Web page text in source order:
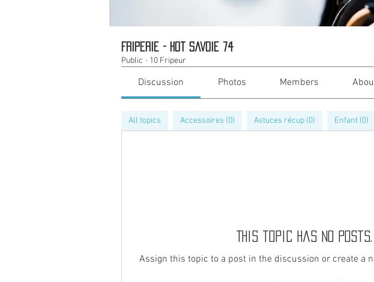
Friperie - Hot Savoie 74
Public · 10 Fripeur
Discussion Photos Members
All topics Accessoires (0) Astuces récup (0) Enfant (0)
This topic has no posts.
Assign this topic to a post in the discussion or create a